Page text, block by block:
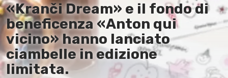
Ru
It
De
«Kranči Dream» e il fondo di
beneficenza «Anton qui
vicino» hanno lanciato
ciambelle in edizione
limitata.